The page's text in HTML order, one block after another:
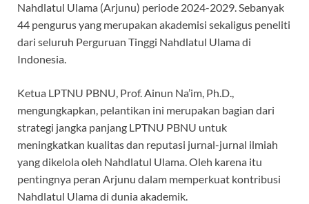
Nahdlatul Ulama (Arjunu) periode 2024-2029. Sebanyak
44 pengurus yang merupakan akademisi sekaligus peneliti
dari seluruh Perguruan Tinggi Nahdlatul Ulama di
Indonesia.
Ketua LPTNU PBNU, Prof. Ainun Na’im, Ph.D.,
mengungkapkan, pelantikan ini merupakan bagian dari
strategi jangka panjang LPTNU PBNU untuk
meningkatkan kualitas dan reputasi jurnal-jurnal ilmiah
yang dikelola oleh Nahdlatul Ulama. Oleh karena itu
pentingnya peran Arjunu dalam memperkuat kontribusi
Nahdlatul Ulama di dunia akademik.